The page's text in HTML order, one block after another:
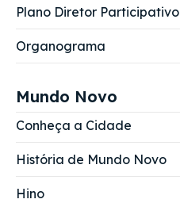
Plano Diretor Participativo
Organograma
Mundo Novo
Conheça a Cidade
História de Mundo Novo
Hino